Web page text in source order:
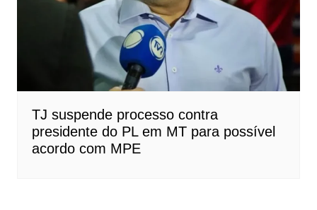
TJ suspende processo contra
presidente do PL em MT para possível
acordo com MPE